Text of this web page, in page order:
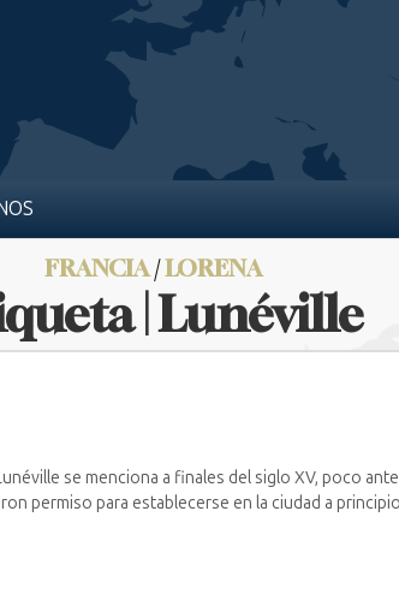
FRANCIA/LORENA
| Lunéville
se menciona a finales del siglo XV, poco
permiso para establecerse en la ciudad a